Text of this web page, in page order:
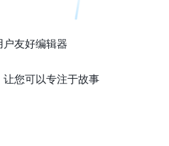
友好编辑器
您可以专注于故事